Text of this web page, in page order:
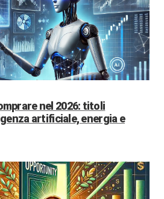
nel 2026: titoli
artificiale, energia e